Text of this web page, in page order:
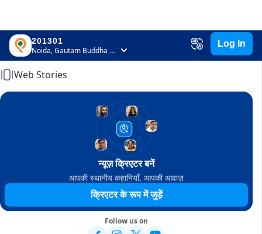
201301
Noida, Gautam Buddha Nagar, Uttar Pradesh
Log In
Home
Web Stories
न्यूज़ क्रिएटर बनें
आपकी स्थानीय कहानियाँ, आपकी आवाज़
क्रिएटर के रूप में जुड़ें
Follow us on